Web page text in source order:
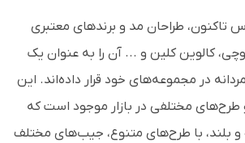
تاکنون، طراحان مد و برندهای معتبری
کالوین کلین و ... آن را به عنوان یک
در مجموعه‌های خود قرار داده‌اند. این
طرح‌های مختلفی در بازار موجود است که
بلند، با طرح‌های متنوع، جیب‌های مختلف